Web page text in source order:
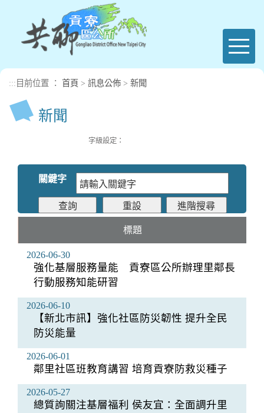
Toggle
::: 目前位置 ： 首頁 > 訊息公佈 > 新聞
新聞
字級設定：
關鍵字
標題
強化基層服務量能 貢寮區公所辦理里鄰長
行動服務知能研習
2026-06-30
【新北市訊】強化社區防災韌性 提升全民
防災能量
2026-06-10
鄰里社區班教育講習 培育貢寮防救災種子
2026-06-01
總質詢關注基層福利 侯友宜：全面調升里
2026-05-27